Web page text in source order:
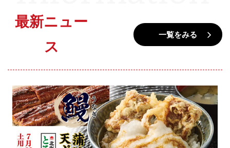
最新ニュー
ス
一覧をみる